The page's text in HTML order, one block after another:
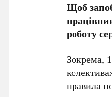
Щоб
роботу
Зокрема,
правила